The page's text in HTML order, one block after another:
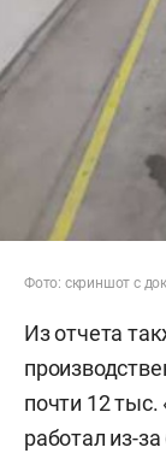
Фото: скриншот с
Из отчета
почти 12 тыс.
работал из-